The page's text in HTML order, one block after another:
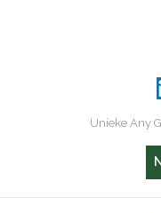
Unieke Any